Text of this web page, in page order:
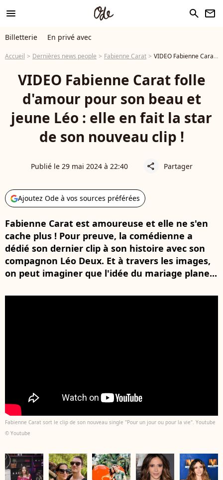
menu search newsletter
Billetterie En privé avec
Accueil Dernières news people Fabienne Carat VIDEO Fabienne Carat folle d'amour pour son beau et jeune Léo : elle en fait la star de son nouveau clip !
VIDEO Fabienne Carat folle
d'amour pour son beau et
jeune Léo : elle en fait la star
de son nouveau clip !
Publié le 29 mai 2024 à 22:40 share Partager
Ajoutez Ode à vos sources préférées
Fabienne Carat est amoureuse et elle ne s'en
cache plus ! Pour preuve, la comédienne a
dédié son dernier clip à son histoire avec son
compagnon Léo Deux. Et à travers les images,
on peut imaginer que l'idée du mariage plane...
Fabienne Carat sort le clip de son nouveau single "Pour un jour ou pour la vie". Youtube
© Youtube